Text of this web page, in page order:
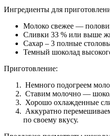
Статьи
Контакты
Ингредиенты для
Молоко свежее —
Сливки 33 % или выше
Сахар – 3 полные
Темный шоколад
Приготовление:
Немного подогреем
Ставим молочно —
Хорошо охлажденные
Аккуратно
по своему вкусу.